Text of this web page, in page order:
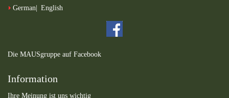
German English
Die MAUSgruppe auf Facebook
Information
Ihre Meinung ist uns wichtig